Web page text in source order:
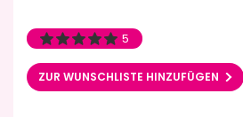
5
ZUR WUNSCHLISTE HINZUFÜGEN